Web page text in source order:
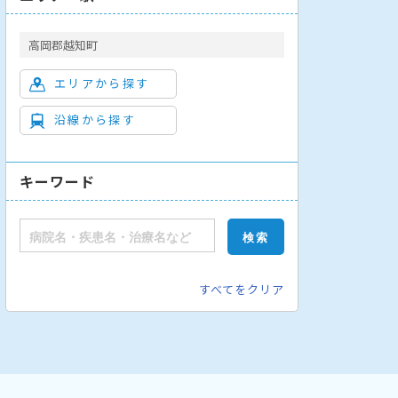
高岡郡越知町
エリアから探す
沿線から探す
キーワード
すべてをクリア